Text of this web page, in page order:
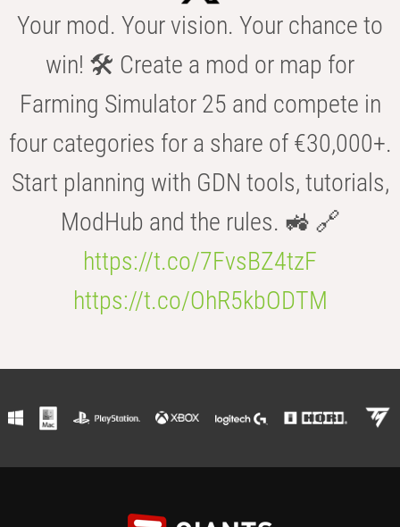
Your mod. Your vision. Your chance to
win! 🛠️ Create a mod or map for
Farming Simulator 25 and compete in
four categories for a share of €30,000+.
Start planning with GDN tools, tutorials,
ModHub and the rules. 🚜 🔗
https://t.co/7FvsBZ4tzF
https://t.co/OhR5kbODTM